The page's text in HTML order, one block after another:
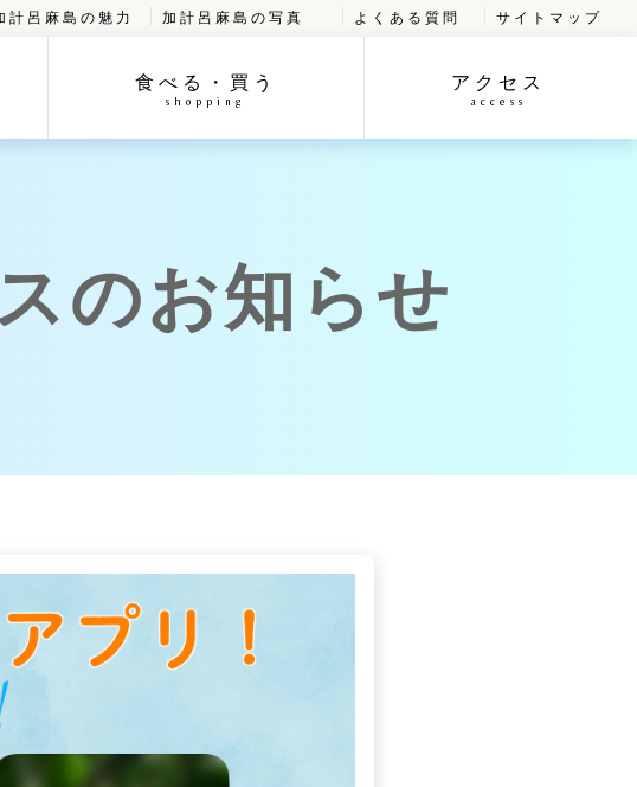
計呂麻島の魅力 加計呂麻島の写真 よくある質問 サイトマップ
食べる・買う
shopping
アクセス
access
のお知らせ